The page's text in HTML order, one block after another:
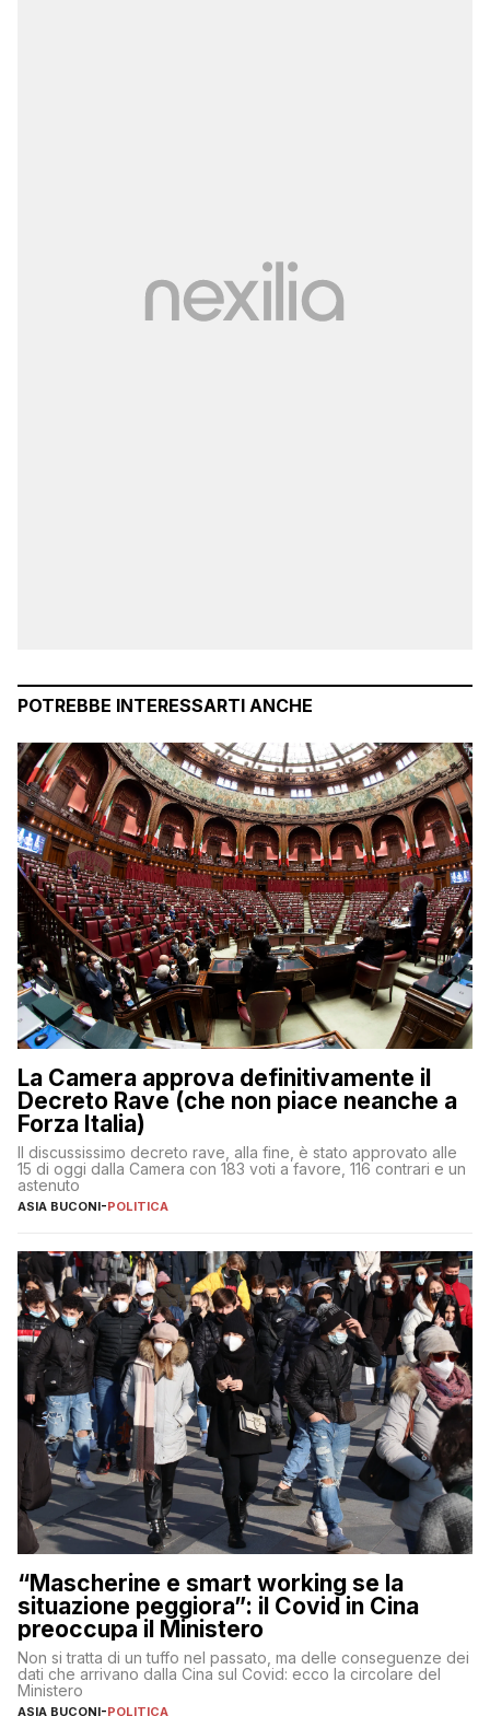
POTREBBE INTERESSARTI ANCHE
La Camera approva definitivamente il
Decreto Rave (che non piace neanche a
Forza Italia)
Il discussissimo decreto rave, alla fine, è stato approvato alle
15 di oggi dalla Camera con 183 voti a favore, 116 contrari e un
astenuto
ASIA BUCONI-POLITICA
“Mascherine e smart working se la
situazione peggiora”: il Covid in Cina
preoccupa il Ministero
Non si tratta di un tuffo nel passato, ma delle conseguenze dei
dati che arrivano dalla Cina sul Covid: ecco la circolare del
Ministero
ASIA BUCONI-POLITICA